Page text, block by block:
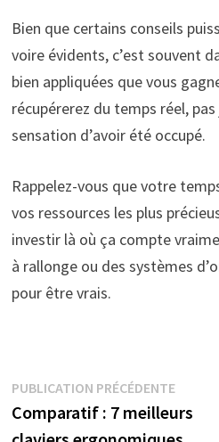
Bien que certains conseils
voire évidents, c’est souvent
bien appliquées que vous
récupérerez du temps réel,
sensation d’avoir été occupé.
Rappelez-vous que votre
vos ressources les plus
investir là où ça compte
à rallonge ou des systèmes
pour être vrais.
Navigation
de
PUBLICATION PRÉCÉDENTE
Comparatif : 7 meilleurs